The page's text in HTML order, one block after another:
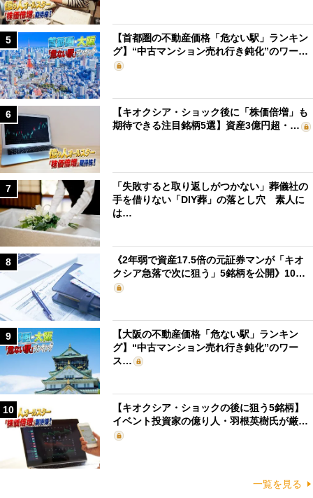
5
【首都圏の不動産価格「危ない駅」ランキン
グ】“中古マンション売れ行き鈍化”のワー…
6
【キオクシア・ショック後に「株価倍増」も
期待できる注目銘柄5選】資産3億円超・…
7
「失敗すると取り返しがつかない」葬儀社の
手を借りない「DIY葬」の落とし穴 素人に
は…
8
《2年弱で資産17.5倍の元証券マンが「キオ
クシア急落で次に狙う」5銘柄を公開》10…
9
【大阪の不動産価格「危ない駅」ランキン
グ】“中古マンション売れ行き鈍化”のワー
ス…
10
【キオクシア・ショックの後に狙う5銘柄】
イベント投資家の億り人・羽根英樹氏が厳…
一覧を見る